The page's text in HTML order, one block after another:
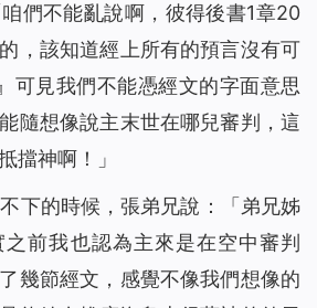
們不能亂說啊，彼得後書1章20
，該知道經上所有的預言沒有可
可見我們不能憑經文的字面意思
隨想像說主末世在哪兒審判，這
擋神啊！」
下的時候，張弟兄說：「弟兄姊
前我也認為主來是在空中審判
幾節經文，感覺不像我們想像的